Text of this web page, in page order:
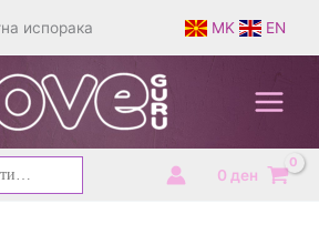
испорака MK EN
0 ден